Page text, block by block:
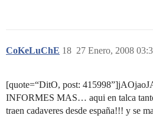
CoKeLuChE 27 Enero, 2008
18
[quote=“DitO, post:
INFORMES MAS… aqui en talca
traen cadaveres desde españa!!! y se